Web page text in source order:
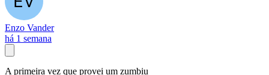
Enzo Vander
há 1 semana
A primeira vez que provei um zumbiu